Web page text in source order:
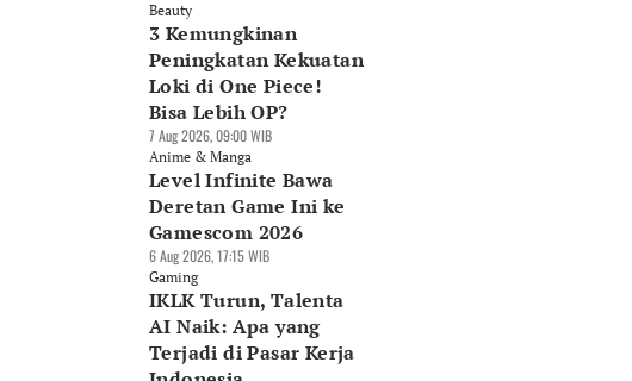
Beauty
3 Kemungkinan
Peningkatan Kekuatan
Loki di One Piece!
Bisa Lebih OP?
7 Aug 2026, 09:00 WIB
Anime & Manga
Level Infinite Bawa
Deretan Game Ini ke
Gamescom 2026
6 Aug 2026, 17:15 WIB
Gaming
IKLK Turun, Talenta
AI Naik: Apa yang
Terjadi di Pasar Kerja